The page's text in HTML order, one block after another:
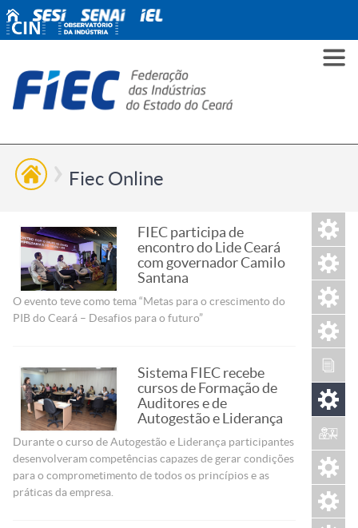
Fiec Online
FIEC participa de
encontro do Lide Ceará
com governador Camilo
Santana
O evento teve como tema “Metas para o crescimento do
PIB do Ceará – Desafios para o futuro”
Sistema FIEC recebe
cursos de Formação de
Auditores e de
Autogestão e Liderança
Durante o curso de Autogestão e Liderança participantes
desenvolveram competências capazes de gerar condições
para o comprometimento de todos os princípios e as
práticas da empresa.